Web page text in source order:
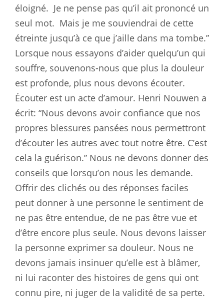
éloigné. Je ne pense pas qu’il ait prononcé un
seul mot. Mais je me souviendrai de cette
étreinte jusqu’à ce que j’aille dans ma tombe.”
Lorsque nous essayons d’aider quelqu’un qui
souffre, souvenons-nous que plus la douleur
est profonde, plus nous devons écouter.
Écouter est un acte d’amour. Henri Nouwen a
écrit: “Nous devons avoir confiance que nos
propres blessures pansées nous permettront
d’écouter les autres avec tout notre être. C’est
cela la guérison.” Nous ne devons donner des
conseils que lorsqu’on nous les demande.
Offrir des clichés ou des réponses faciles
peut donner à une personne le sentiment de
ne pas être entendue, de ne pas être vue et
d’être encore plus seule. Nous devons laisser
la personne exprimer sa douleur. Nous ne
devons jamais insinuer qu’elle est à blâmer,
ni lui raconter des histoires de gens qui ont
connu pire, ni juger de la validité de sa perte.